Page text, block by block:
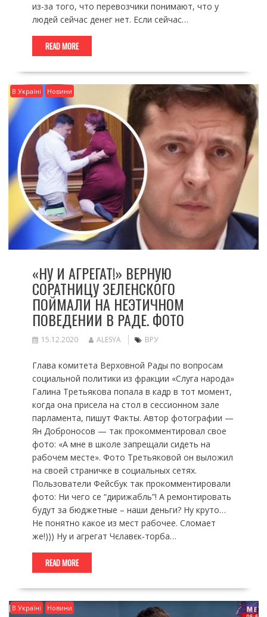
из-за того, что перевозчики понимают, что у
людей сейчас денег нет. Если сейчас…
READ MORE
В Україні Новини
«НУ И АГРЕГАТ!» ВЕРНУЮ
СОРАТНИЦУ ЗЕЛЕНСКОГО
ПОЙМАЛИ НА НЕЭТИЧНОМ
ПОВЕДЕНИИ В РАДЕ. ФОТО
15.12.2020 ALESYA ВРУ
Глава комитета Верховной Рады по вопросам
социальной политики из фракции «Слуга народа»
Галина Третьякова попала в кадр в тот момент,
когда она присела на стол в сессионном зале
парламента, пишут Факты. Автор фотографии —
Ян Доброносов — так прокомментировал свое
фото: «А мне в школе запрещали сидеть на
рабочем месте». Фото Третьяковой он выложил
на своей страничке в социальных сетях.
Пользователи Фейсбук так прокомментировали
фото: Ни чего се “дирижабль”! А ремонтировать
будут за бюджетные – наши деньги? Ну круто…
Не понятно какое из мест рабочее. Сломает
же!))) Ну и агрегат Чєлавєк-торба…
READ MORE
В Україні Новини